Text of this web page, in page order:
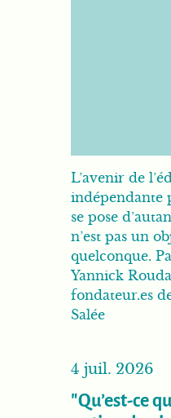
L’avenir de
indépendante
se pose
n’est pas un
quelconque.
Yannick
fondateur.es
Salée
4 juil. 2026
"Qu’est-ce